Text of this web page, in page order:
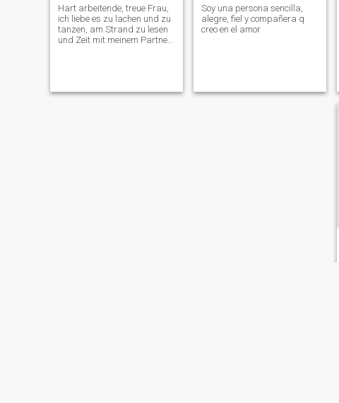
Hart arbeitende, treue Frau,
ich liebe es zu lachen und zu
tanzen, am Strand zu lesen
und Zeit mit meinem Partner
Soy una persona sencilla,
alegre, fiel y compañera q
creo en el amor